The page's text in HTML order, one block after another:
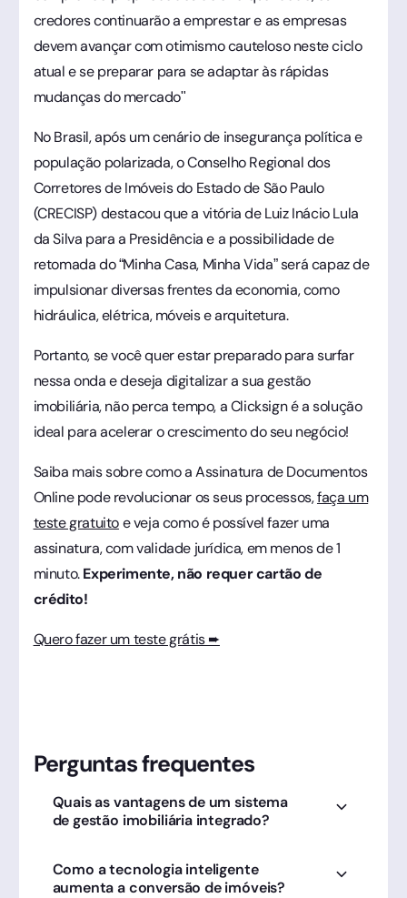
credores continuarão a emprestar e as empresas
devem avançar com otimismo cauteloso neste ciclo
atual e se preparar para se adaptar às rápidas
mudanças do mercado"
No Brasil, após um cenário de insegurança política e
população polarizada, o Conselho Regional dos
Corretores de Imóveis do Estado de São Paulo
(CRECISP) destacou que a vitória de Luiz Inácio Lula
da Silva para a Presidência e a possibilidade de
retomada do “Minha Casa, Minha Vida” será capaz de
impulsionar diversas frentes da economia, como
hidráulica, elétrica, móveis e arquitetura.
Portanto, se você quer estar preparado para surfar
nessa onda e deseja digitalizar a sua gestão
imobiliária, não perca tempo, a Clicksign é a solução
ideal para acelerar o crescimento do seu negócio!
Saiba mais sobre como a Assinatura de Documentos
Online pode revolucionar os seus processos,faça um
teste gratuitoe veja como é possível fazer uma
assinatura, com validade jurídica, em menos de 1
minuto.Experimente, não requer cartão de
crédito!
Quero fazer um teste grátis ➨
Perguntas frequentes
Quais as vantagens de um sistema
de gestão imobiliária integrado?
fechamento. A Clicksign integra-se ao seu
sistema para assinar contratos de locação e
Como a tecnologia inteligente
aumenta a conversão de imóveis?